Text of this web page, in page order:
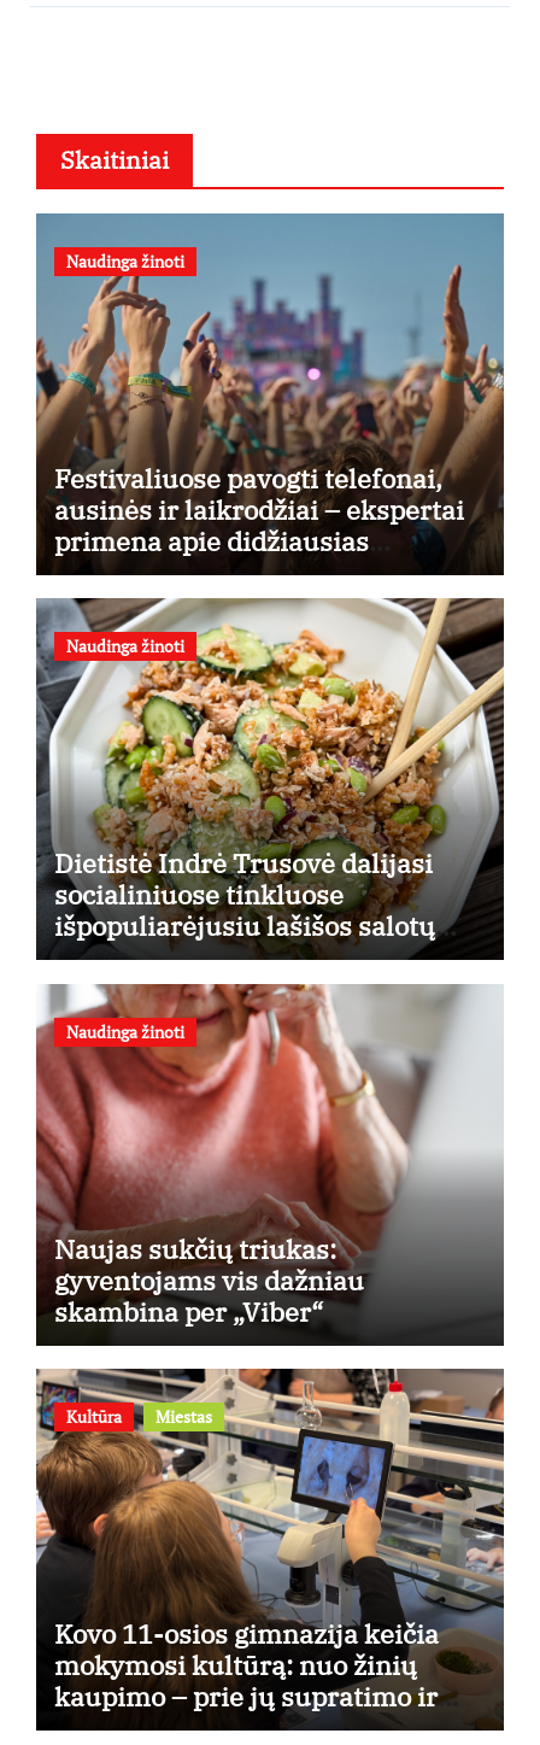
Skaitiniai
Naudinga žinoti
Festivaliuose pavogti telefonai,
ausinės ir laikrodžiai – ekspertai
primena apie didžiausias
finansines rizikas
Naudinga žinoti
Dietistė Indrė Trusovė dalijasi
socialiniuose tinkluose
išpopuliarėjusiu lašišos salotų
receptu
Naudinga žinoti
Naujas sukčių triukas:
gyventojams vis dažniau
skambina per „Viber“
Kultūra Miestas
Kovo 11-osios gimnazija keičia
mokymosi kultūrą: nuo žinių
kaupimo – prie jų supratimo ir
taikymo